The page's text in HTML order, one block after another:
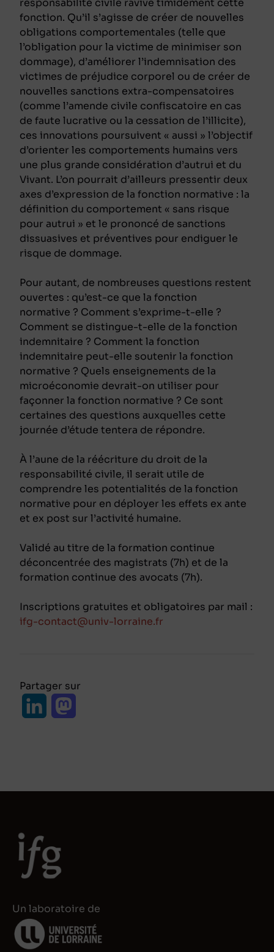
responsabilité civile ravive timidement cette
fonction. Qu’il s’agisse de créer de nouvelles
obligations comportementales (telle que
l’obligation pour la victime de minimiser son
dommage), d’améliorer l’indemnisation des
victimes de préjudice corporel ou de créer de
nouvelles sanctions extra-compensatoires
(comme l’amende civile confiscatoire en cas
de faute lucrative ou la cessation de l’illicite),
ces innovations poursuivent « aussi » l’objectif
d’orienter les comportements humains vers
une plus grande considération d’autrui et du
Vivant. L’on pourrait d’ailleurs pressentir deux
axes d’expression de la fonction normative : la
définition du comportement « sans risque
pour autrui » et le prononcé de sanctions
dissuasives et préventives pour endiguer le
risque de dommage.
Pour autant, de nombreuses questions restent
ouvertes : qu’est-ce que la fonction
normative ? Comment s’exprime-t-elle ?
Comment se distingue-t-elle de la fonction
indemnitaire ? Comment la fonction
indemnitaire peut-elle soutenir la fonction
normative ? Quels enseignements de la
microéconomie devrait-on utiliser pour
façonner la fonction normative ? Ce sont
certaines des questions auxquelles cette
journée d’étude tentera de répondre.
À l’aune de la réécriture du droit de la
responsabilité civile, il serait utile de
comprendre les potentialités de la fonction
normative pour en déployer les effets ex ante
et ex post sur l’activité humaine.
Validé au titre de la formation continue
déconcentrée des magistrats (7h) et de la
formation continue des avocats (7h).
Inscriptions gratuites et obligatoires par mail :
ifg-contact@univ-lorraine.fr
Partager sur
I
n
Un laboratoire de